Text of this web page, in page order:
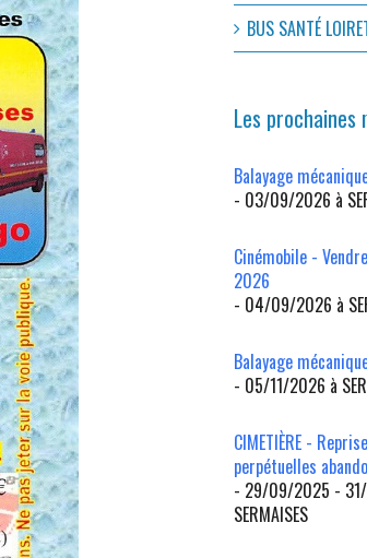
BUS SANTÉ
Les
Balayage
- 03/09/2026 à
Cinémobile -
2026
- 04/09/2026 à
Balayage
- 05/11/2026 à
CIMETIÈRE -
perpétuelles
- 29/09/2025 -
SERMAISES